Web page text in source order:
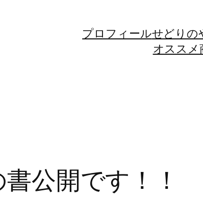
プロフィールせどりの
オススメ
公開です！！